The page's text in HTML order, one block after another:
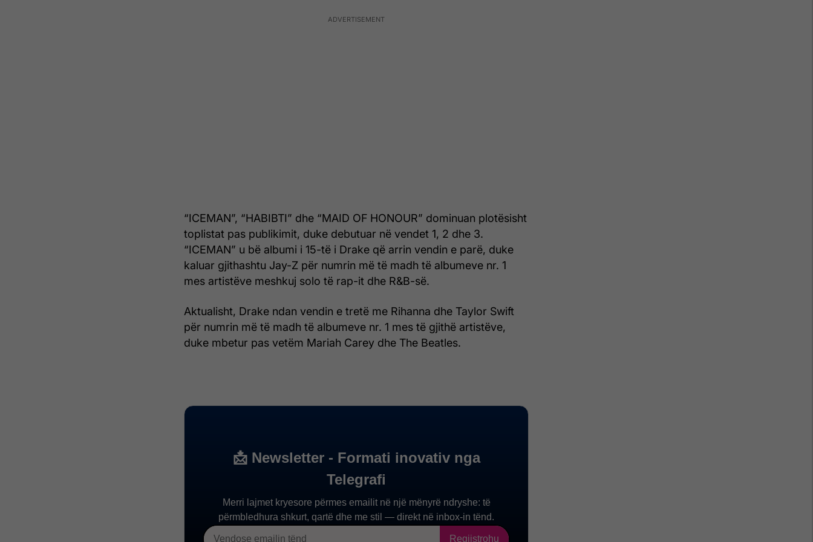
“ICEMAN”, “HABIBTI” dhe “MAID OF HONOUR” dominuan plotësisht
toplistat pas publikimit, duke debutuar në vendet 1, 2 dhe 3.
“ICEMAN” u bë albumi i 15-të i Drake që arrin vendin e parë, duke
kaluar gjithashtu Jay-Z për numrin më të madh të albumeve nr. 1
mes artistëve meshkuj solo të rap-it dhe R&B-së.
Aktualisht, Drake ndan vendin e tretë me Rihanna dhe Taylor Swift
për numrin më të madh të albumeve nr. 1 mes të gjithë artistëve,
duke mbetur pas vetëm Mariah Carey dhe The Beatles.